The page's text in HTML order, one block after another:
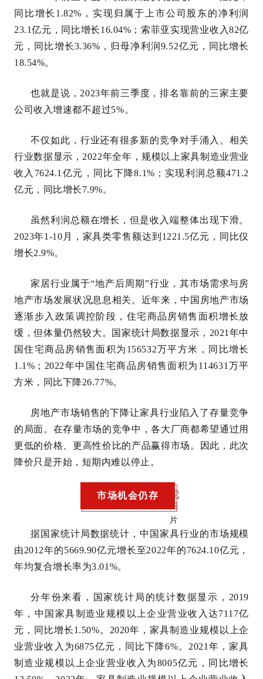
同比增长1.82%，实现归属于上市公司股东的净利润
23.1亿元，同比增长16.04%；索菲亚实现营业收入82亿
元，同比增长3.36%，归母净利润9.52亿元，同比增长
18.54%。
也就是说，2023年前三季度，排名靠前的三家主要
公司收入增速都不超过5%。
不仅如此，行业还有很多新的竞争对手涌入。相关
行业数据显示，2022年全年，规模以上家具制造业营业
收入7624.1亿元，同比下降8.1%；实现利润总额471.2
亿元，同比增长7.9%。
虽然利润总额在增长，但是收入端整体出现下滑。
2023年1-10月，家具类零售额达到1221.5亿元，同比仅
增长2.9%。
家居行业属于“地产后周期”行业，其市场需求与房
地产市场发展状况息息相关。近年来，中国房地产市场
逐渐步入政策调控阶段，住宅商品房销售面积增长放
缓，但体量仍然较大。国家统计局数据显示，2021年中
国住宅商品房销售面积为156532万平方米，同比增长
1.1%；2022年中国住宅商品房销售面积为114631万平
方米，同比下降26.77%。
房地产市场销售的下降让家具行业陷入了存量竞争
的局面。在存量市场的竞争中，各大厂商都希望通过用
更低的价格、更高性价比的产品赢得市场。因此，此次
降价只是开始，短期内难以停止。
市场机会仍存
据国家统计局数据统计，中国家具行业的市场规模
由2012年的5669.90亿元增长至2022年的7624.10亿元，
年均复合增长率为3.01%。
分年份来看，国家统计局的统计数据显示，2019
年，中国家具制造业规模以上企业营业收入达7117亿
元，同比增长1.50%。2020年，家具制造业规模以上企
业营业收入为6875亿元，同比下降6%。2021年，家具
制造业规模以上企业营业收入为8005亿元，同比增长